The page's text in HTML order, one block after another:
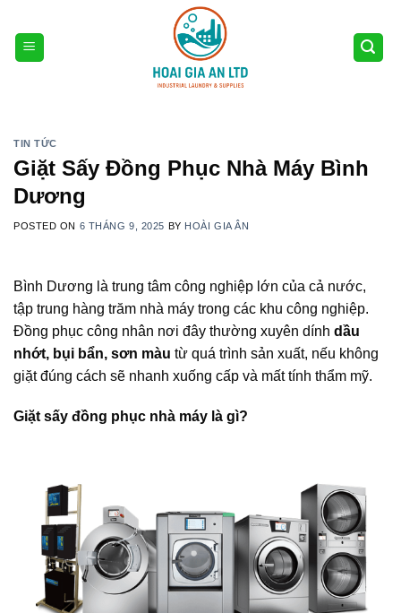
content
TIN TỨC
Giặt Sấy Đồng Phục Nhà Máy Bình
Dương
POSTED ON 6 THÁNG 9, 2025 BY HOÀI GIA ÂN
Bình Dương là trung tâm công nghiệp lớn của cả nước,
tập trung hàng trăm nhà máy trong các khu công nghiệp.
Đồng phục công nhân nơi đây thường xuyên dính dầu
nhớt, bụi bẩn, sơn màu từ quá trình sản xuất, nếu không
giặt đúng cách sẽ nhanh xuống cấp và mất tính thẩm mỹ.
Giặt sấy đồng phục nhà máy là gì?